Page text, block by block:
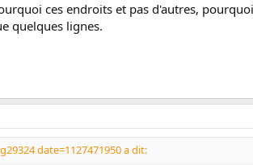
ces endroits et pas d'autres,
quelques lignes.
date=1127471950 a dit: